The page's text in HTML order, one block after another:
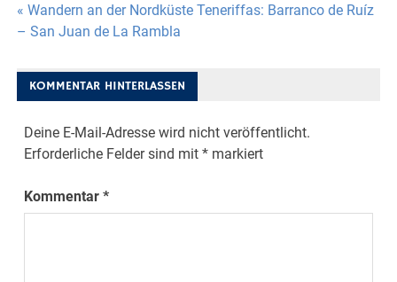
Beitragsnavigation
« Wandern an der Nordküste Teneriffas: Barranco de Ruíz
– San Juan de La Rambla
KOMMENTAR HINTERLASSEN
Deine E-Mail-Adresse wird nicht veröffentlicht.
Erforderliche Felder sind mit* markiert
Kommentar*